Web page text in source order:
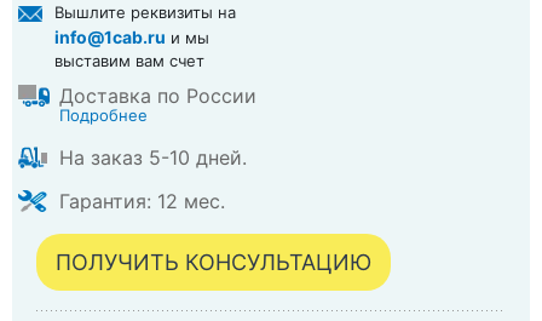
Вышлите реквизиты на
info@1cab.ru и мы
выставим вам счет
Доставка по России
Подробнее
На заказ 5-10 дней.
Гарантия: 12 мес.
ПОЛУЧИТЬ КОНСУЛЬТАЦИЮ